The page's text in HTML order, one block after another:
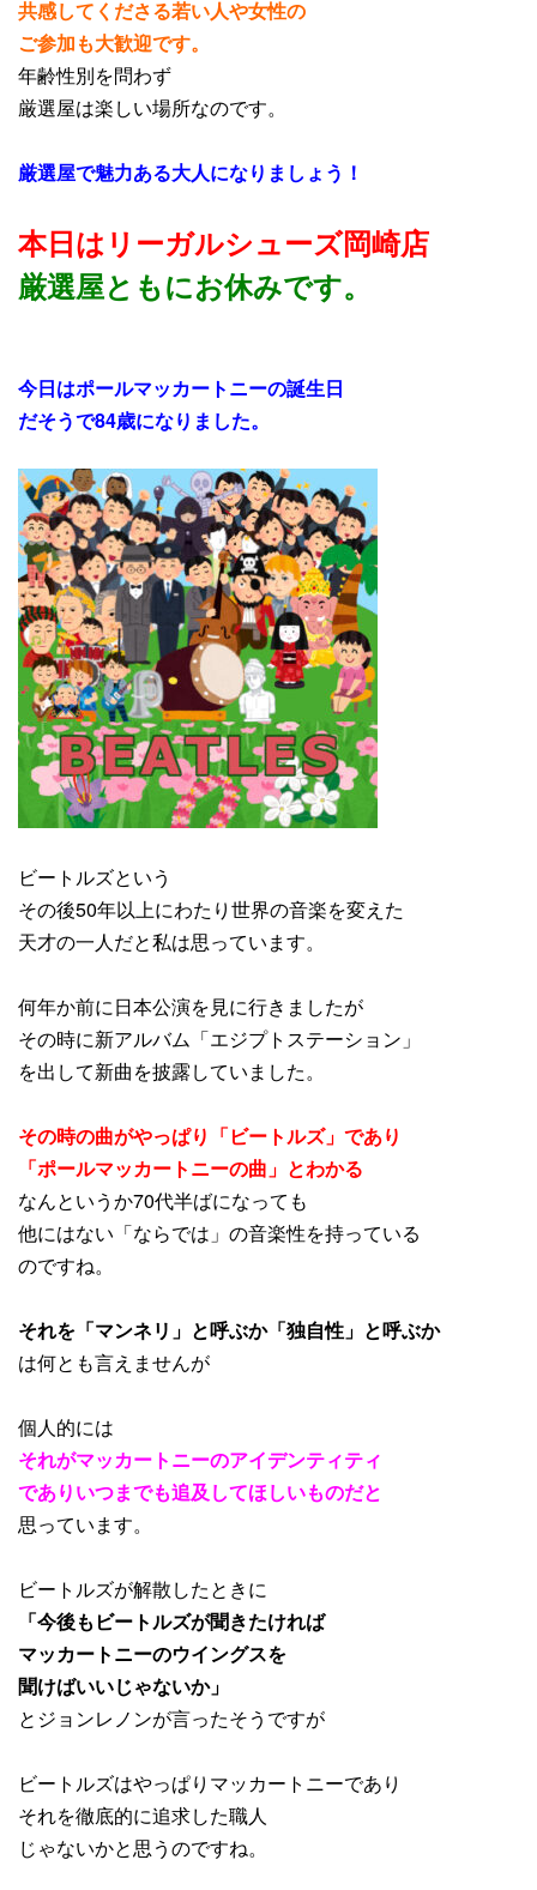
共感してくださる若い人や女性の
ご参加も大歓迎です。
年齢性別を問わず
厳選屋は楽しい場所なのです。
厳選屋で魅力ある大人になりましょう！
本日はリーガルシューズ岡崎店
厳選屋ともにお休みです。
今日はポールマッカートニーの誕生日
だそうで84歳になりました。
ビートルズという
その後50年以上にわたり世界の音楽を変えた
天才の一人だと私は思っています。
何年か前に日本公演を見に行きましたが
その時に新アルバム「エジプトステーション」
を出して新曲を披露していました。
その時の曲がやっぱり「ビートルズ」であり
「ポールマッカートニーの曲」とわかる
なんというか70代半ばになっても
他にはない「ならでは」の音楽性を持っている
のですね。
それを「マンネリ」と呼ぶか「独自性」と呼ぶか
は何とも言えませんが
個人的には
それがマッカートニーのアイデンティティ
でありいつまでも追及してほしいものだと
思っています。
ビートルズが解散したときに
「今後もビートルズが聞きたければ
マッカートニーのウイングスを
聞けばいいじゃないか」
とジョンレノンが言ったそうですが
ビートルズはやっぱりマッカートニーであり
それを徹底的に追求した職人
じゃないかと思うのですね。